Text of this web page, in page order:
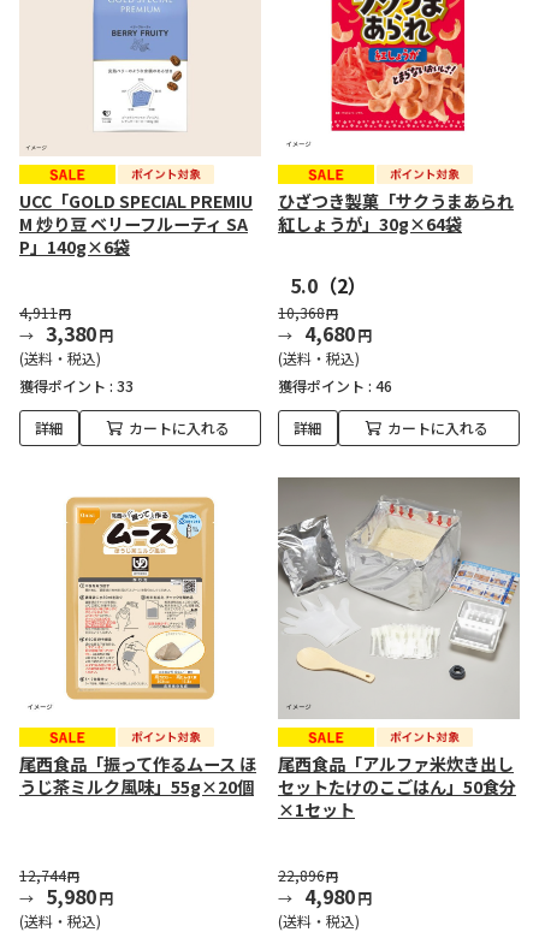
UCC「GOLD SPECIAL PREMIU
M 炒り豆 ベリーフルーティ SA
P」140g×6袋
4,911円
3,380円
(送料・税込)
獲得ポイント : 33
詳細 カートに入れる
ひざつき製菓「サクうまあられ
紅しょうが」30g×64袋
5.0 （2）
10,368円
4,680円
(送料・税込)
獲得ポイント : 46
詳細 カートに入れる
尾西食品「振って作るムース ほ
うじ茶ミルク風味」55g×20個
12,744円
5,980円
(送料・税込)
尾西食品「アルファ米炊き出し
セットたけのこごはん」50食分
×1セット
22,896円
4,980円
(送料・税込)